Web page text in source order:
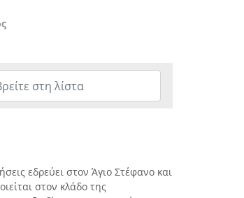
εδρεύει στον Άγιο Στέφανο και
στον κλάδο της